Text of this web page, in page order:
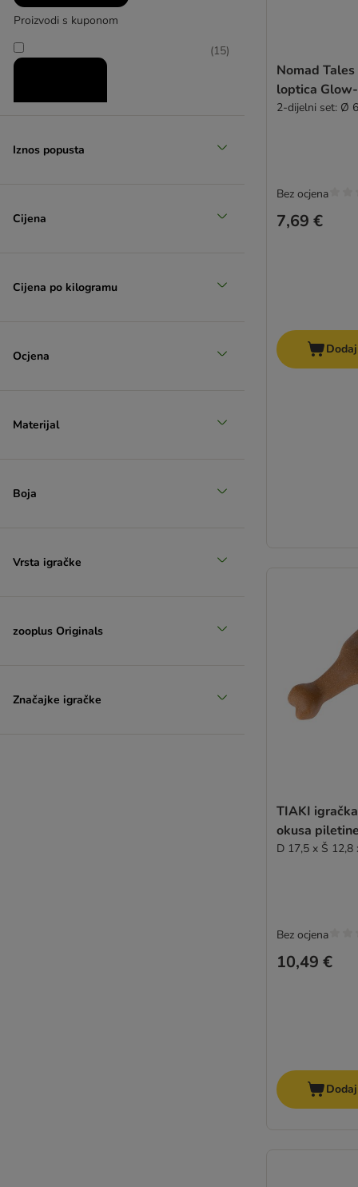
Proizvodi s kuponom
(15)
zooplus izbor
Iznos popusta
Cijena
Cijena po kilogramu
Ocjena
Materijal
Boja
Vrsta igračke
zooplus Originals
Značajke igračke
Nomad
loptica
2-dijelni set: Ø
7,69 €
Bez ocjena
TIAKI
okusa piletine
D 17,5 x Š 12,8
10,49 €
Bez ocjena